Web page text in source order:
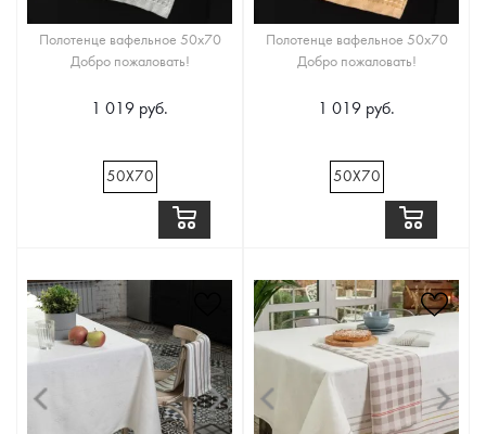
Полотенце вафельное 50х70
Добро пожаловать!
1 019 руб.
50Х70
Полотенце вафельное 50х70
Добро пожаловать!
1 019 руб.
50Х70